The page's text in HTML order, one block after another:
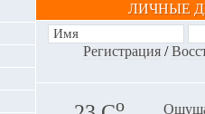
ЛИЧНЫЕ
Регистрация/
o